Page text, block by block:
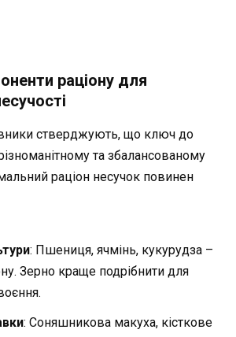
раціону для
стверджують, що ключ до
та збалансованому
раціон несучок повинен
: Пшениця, ячмінь, кукурудза –
Зерно краще подрібнити для
: Соняшникова макуха, кісткове